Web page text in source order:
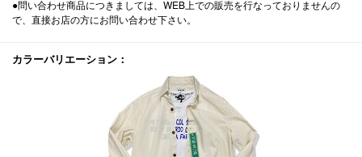
●問い合わせ商品につきましては、WEB上での販売を行なっておりませんの
で、直接お店の方にお問い合わせ下さい。
カラーバリエーション：